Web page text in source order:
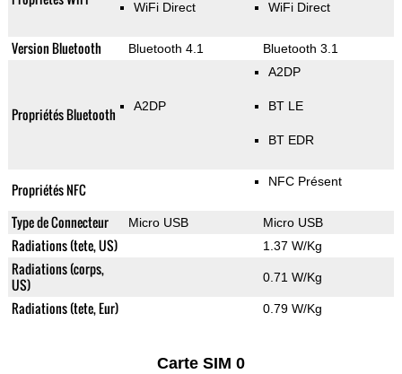
WiFi Direct WiFi Direct
Version Bluetooth Bluetooth 4.1 Bluetooth 3.1
Propriétés Bluetooth A2DP
A2DP
BT LE
BT EDR
Propriétés NFC NFC Présent
Type de Connecteur Micro USB Micro USB
Radiations (tete, US) 1.37 W/Kg
Radiations (corps,
US)
0.71 W/Kg
Radiations (tete, Eur) 0.79 W/Kg
Carte SIM 0